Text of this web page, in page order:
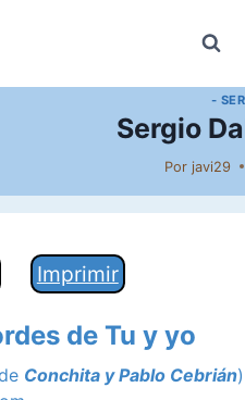
-
Sergio
Por javi29
Imprimir
de Tu y yo
Conchita y Pablo Cebrián)